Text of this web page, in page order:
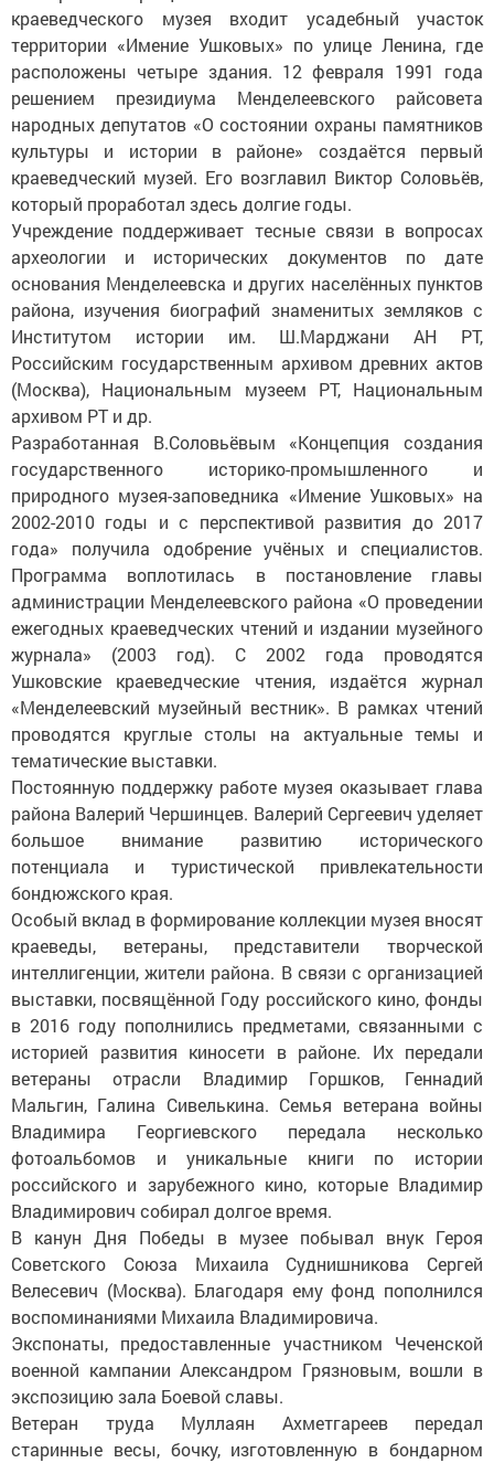
краеведческого музея входит усадебный участок
территории «Имение Ушковых» по улице Ленина, где
расположены четыре здания. 12 февраля 1991 года
решением президиума Менделеевского райсовета
народных депутатов «О состоянии охраны памятников
культуры и истории в районе» создаётся первый
краеведческий музей. Его возглавил Виктор Соловьёв,
который проработал здесь долгие годы.
Учреждение поддерживает тесные связи в вопросах
археологии и исторических документов по дате
основания Менделеевска и других населённых пунктов
района, изучения биографий знаменитых земляков с
Институтом истории им. Ш.Марджани АН РТ,
Российским государственным архивом древних актов
(Москва), Национальным музеем РТ, Национальным
архивом РТ и др.
Разработанная В.Соловьёвым «Концепция создания
государственного историко-промышленного и
природного музея-заповедника «Имение Ушковых» на
2002-2010 годы и с перспективой развития до 2017
года» получила одобрение учёных и специалистов.
Программа воплотилась в постановление главы
администрации Менделеевского района «О проведении
ежегодных краеведческих чтений и издании музейного
журнала» (2003 год). С 2002 года проводятся
Ушковские краеведческие чтения, издаётся журнал
«Менделеевский музейный вестник». В рамках чтений
проводятся круглые столы на актуальные темы и
тематические выставки.
Постоянную поддержку работе музея оказывает глава
района Валерий Чершинцев. Валерий Сергеевич уделяет
большое внимание развитию исторического
потенциала и туристической привлекательности
бондюжского края.
Особый вклад в формирование коллекции музея вносят
краеведы, ветераны, представители творческой
интеллигенции, жители района. В связи с организацией
выставки, посвящённой Году российского кино, фонды
в 2016 году пополнились предметами, связанными с
историей развития киносети в районе. Их передали
ветераны отрасли Владимир Горшков, Геннадий
Мальгин, Галина Сивелькина. Семья ветерана войны
Владимира Георгиевского передала несколько
фотоальбомов и уникальные книги по истории
российского и зарубежного кино, которые Владимир
Владимирович собирал долгое время.
В канун Дня Победы в музее побывал внук Героя
Советского Союза Михаила Суднишникова Сергей
Велесевич (Москва). Благодаря ему фонд пополнился
воспоминаниями Михаила Владимировича.
Экспонаты, предоставленные участником Чеченской
военной кампании Александром Грязновым, вошли в
экспозицию зала Боевой славы.
Ветеран труда Муллаян Ахметгареев передал
старинные весы, бочку, изготовленную в бондарном